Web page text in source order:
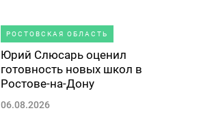
РОСТОВСКАЯ ОБЛАСТЬ
Юрий Слюсарь оценил
готовность новых школ в
Ростове-на-Дону
06.08.2026